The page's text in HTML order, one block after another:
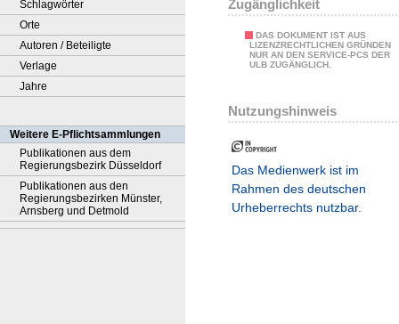
Schlagwörter
Orte
Autoren / Beteiligte
Verlage
Jahre
Weitere E-Pflichtsammlungen
Publikationen aus dem
Regierungsbezirk Düsseldorf
Publikationen aus den
Regierungsbezirken Münster,
Arnsberg und Detmold
Zugänglichkeit
DAS DOKUMENT IST AUS
LIZENZRECHTLICHEN GRÜNDEN
NUR AN DEN SERVICE-PCS DER
ULB ZUGÄNGLICH.
Nutzungshinweis
Das Medienwerk ist im
Rahmen des deutschen
Urheberrechts nutzbar.